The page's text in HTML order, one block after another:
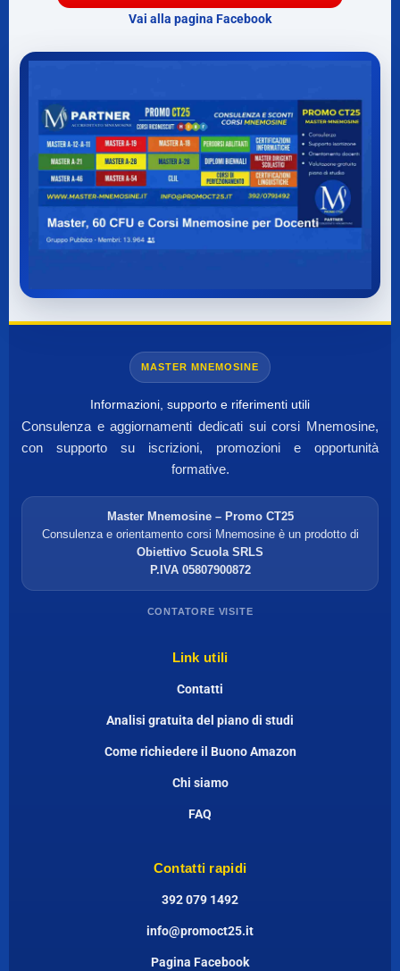
Vai alla pagina Facebook
MASTER MNEMOSINE
Informazioni, supporto e riferimenti utili
Consulenza e aggiornamenti dedicati sui corsi Mnemosine,
con supporto su iscrizioni, promozioni e opportunità
formative.
Master Mnemosine – Promo CT25
Consulenza e orientamento corsi Mnemosine è un prodotto di
Obiettivo Scuola SRLS
P.IVA 05807900872
CONTATORE VISITE
Link utili
Contatti
Analisi gratuita del piano di studi
Come richiedere il Buono Amazon
Chi siamo
FAQ
Contatti rapidi
392 079 1492
info@promoct25.it
Pagina Facebook